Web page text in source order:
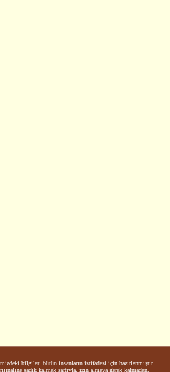
bilgiler, bütün insanların istifadesi için hazırlanmıştır.
sadık kalmak şartıyla, izin almaya gerek kalmadan,